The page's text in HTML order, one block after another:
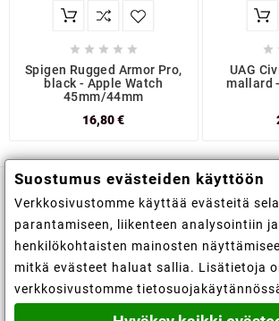
    
Spigen Rugged Armor Pro,
black - Apple Watch
45mm/44mm
16,80 €

UAG
mallard
Kaupan tiedot
Tilisi
Suostumus evästeiden käyttöön
Verkkosivustomme käyttää evästeitä
parantamiseen, liikenteen analysointiin ja
henkilökohtaisten mainosten
mitkä evästeet haluat sallia. Lisätietoja
verkkosivustomme